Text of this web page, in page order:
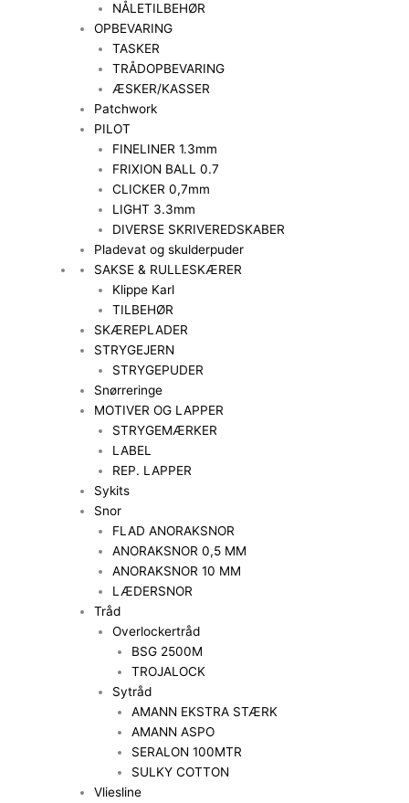
NÅLETILBEHØR
OPBEVARING
TASKER
TRÅDOPBEVARING
ÆSKER/KASSER
Patchwork
PILOT
FINELINER 1.3mm
FRIXION BALL 0.7
CLICKER 0,7mm
LIGHT 3.3mm
DIVERSE SKRIVEREDSKABER
Pladevat og skulderpuder
SAKSE & RULLESKÆRER
Klippe Karl
TILBEHØR
SKÆREPLADER
STRYGEJERN
STRYGEPUDER
Snørreringe
MOTIVER OG LAPPER
STRYGEMÆRKER
LABEL
REP. LAPPER
Sykits
Snor
FLAD ANORAKSNOR
ANORAKSNOR 0,5 MM
ANORAKSNOR 10 MM
LÆDERSNOR
Tråd
Overlockertråd
BSG 2500M
TROJALOCK
Sytråd
AMANN EKSTRA STÆRK
AMANN ASPO
SERALON 100MTR
SULKY COTTON
Vliesline